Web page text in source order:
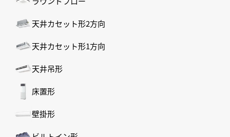
天井カセット形2方向
天井カセット形1方向
天井吊形
床置形
壁掛形